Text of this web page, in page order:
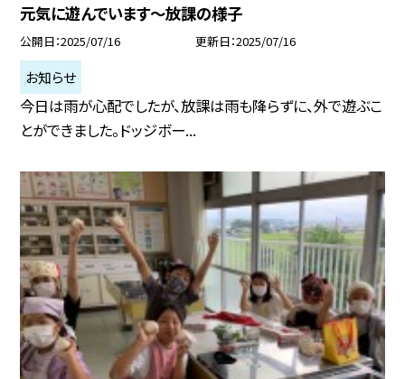
元気に遊んでいます～放課の様子
公開日 2025/07/16 更新日 2025/07/16
お知らせ
今日は雨が心配でしたが、放課は雨も降らずに、外で遊ぶこ
とができました。ドッジボー...